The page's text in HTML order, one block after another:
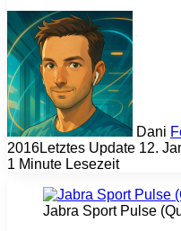
Dani
2016Letztes Update 12.
1 Minute Lesezeit
Jabra Sport Pulse